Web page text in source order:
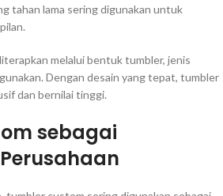
tahan lama sering digunakan untuk
melalui bentuk tumbler, jenis
Dengan desain yang tepat, tumbler
dan bernilai tinggi.
sebagai